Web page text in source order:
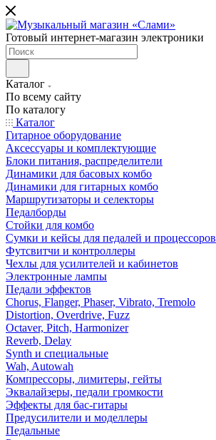
Готовый интернет-магазин электроники
Каталог
По всему сайту
По каталогу
Каталог
Гитарное оборудование
Аксессуары и комплектующие
Блоки питания, распределители
Динамики для басовых комбо
Динамики для гитарных комбо
Маршрутизаторы и селекторы
Педалборды
Стойки для комбо
Сумки и кейсы для педалей и процессоров
Футсвитчи и контроллеры
Чехлы для усилителей и кабинетов
Электронные лампы
Педали эффектов
Chorus, Flanger, Phaser, Vibrato, Tremolo
Distortion, Overdrive, Fuzz
Octaver, Pitch, Harmonizer
Reverb, Delay
Synth и специальные
Wah, Autowah
Компрессоры, лимитеры, гейты
Эквалайзеры, педали громкости
Эффекты для бас-гитары
Предусилители и моделлеры
Педальные